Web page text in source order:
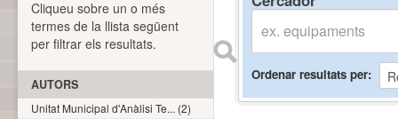
Ordenar resultats per
Cliqueu sobre un o més
termes de la llista següent
per filtrar els resultats.
AUTORS
Unitat Municipal d'Anàlisi Te... (2)